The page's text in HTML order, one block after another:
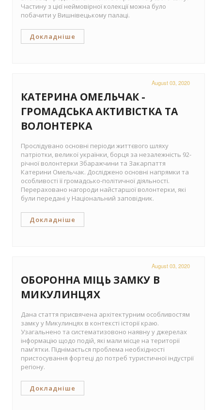
Частину з цієї неймовірної колекції можна було
побачити у Вишнівецькому палаці.
Докладніше
August 03, 2020
КАТЕРИНА ОМЕЛЬЧАК -
ГРОМАДСЬКА АКТИВІСТКА ТА
ВОЛОНТЕРКА
Прослідувано основні періоди життєвого шляху
патріотки, великої українки, борця за незалежність 92-
річної волонтерки Збаражчини та Закарпаття
Катерини Омельчак. Досліджено основні напрямки та
особливості її громадсько-політичної діяльності.
Перераховано нагороди найстаршої волонтерки, які
були передані у Національний заповідник.
Докладніше
August 03, 2020
ОБОРОННА МІЦЬ ЗАМКУ В
МИКУЛИНЦЯХ
Дана стаття присвячена архітектурним особливостям
замку у Микулинцях в контексті історії краю.
Узагальнено та систематизовоно наявну у джерелах
інформацію щодо подій, які мали місце на території
пам'ятки. Піднімається проблема необхідності
пристосування фортеці до потреб туристичної індустрії
регіону.
Докладніше